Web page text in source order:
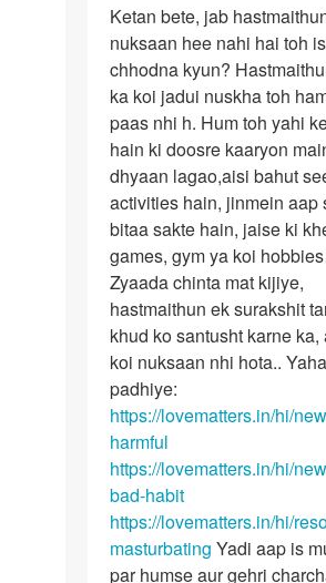
to
Madam
muje
hastmethun
ki
lat
by
ketan
patel
Ketan
bete,
jab
hastmaithun
Ketan bete, jab
nuksaan hee nahi hai toh
chhodna kyun?
ka koi jadui nuskha toh
paas nhi h. Hum toh yahi
hain ki doosre kaaryon
dhyaan lagao,aisi bahut
activities hain, jinmein aap
bitaa sakte hain, jaise ki
games, gym ya koi
Zyaada chinta mat kijiye,
hastmaithun ek surakshit
khud ko santusht karne ka,
koi nuksaan nhi hota.. Yaha
padhiye:
https://lovematters.in/hi/
harmful
https://lovematters.in/hi/
bad-habit
https://lovematters.in/hi/
masturbating Yadi aap is
par humse aur gehri